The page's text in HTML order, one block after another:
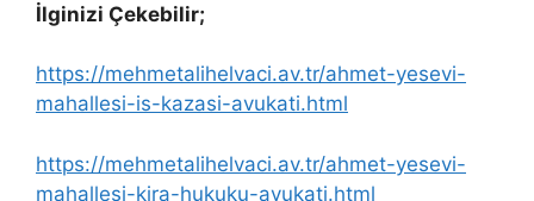
İlginizi Çekebilir;
https://mehmetalihelvaci.av.tr/ahmet-yesevi-
mahallesi-is-kazasi-avukati.html
https://mehmetalihelvaci.av.tr/ahmet-yesevi-
mahallesi-kira-hukuku-avukati.html